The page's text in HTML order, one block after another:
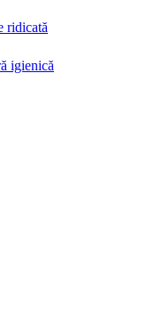
ridicată
igienică